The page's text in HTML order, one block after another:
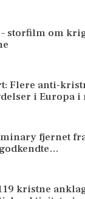
– storfilm om
Flere anti-
i Europa i
fjernet fra
kristne